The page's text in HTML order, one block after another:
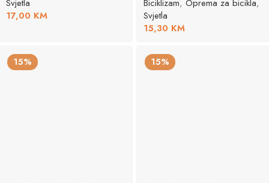
Svjetla
17,00 KM
Biciklizam, Oprema za bicikla,
Svjetla
15,30 KM
15% 15%